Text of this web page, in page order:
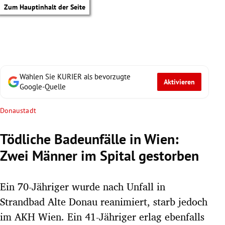
Zum Hauptinhalt der Seite
Untermenü
Wählen Sie KURIER als bevorzugte
Google-Quelle
Aktivieren
Donaustadt
Tödliche Badeunfälle in Wien:
Zwei Männer im Spital gestorben
Ein 70-Jähriger wurde nach Unfall in
Strandbad Alte Donau reanimiert, starb jedoch
im AKH Wien. Ein 41-Jähriger erlag ebenfalls